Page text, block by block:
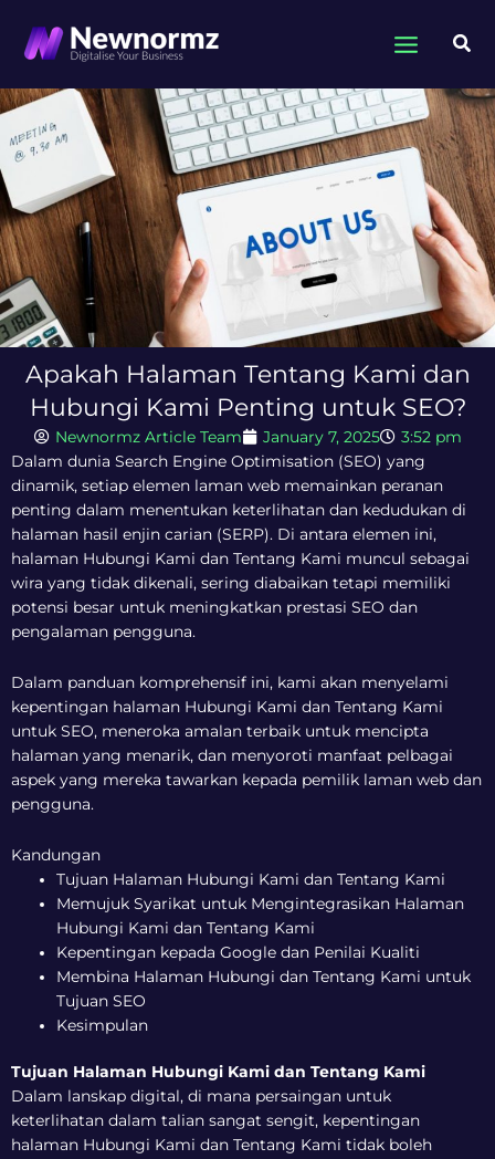
content
Apakah Halaman Tentang Kami dan
Hubungi Kami Penting untuk SEO?
Newnormz Article Team January 7, 2025
3:52 pm
Dalam dunia Search Engine Optimisation (SEO) yang
dinamik, setiap elemen laman web memainkan peranan
penting dalam menentukan keterlihatan dan kedudukan di
halaman hasil enjin carian (SERP). Di antara elemen ini,
halaman Hubungi Kami dan Tentang Kami muncul sebagai
wira yang tidak dikenali, sering diabaikan tetapi memiliki
potensi besar untuk meningkatkan prestasi SEO dan
pengalaman pengguna.
Dalam panduan komprehensif ini, kami akan menyelami
kepentingan halaman Hubungi Kami dan Tentang Kami
untuk SEO, meneroka amalan terbaik untuk mencipta
halaman yang menarik, dan menyoroti manfaat pelbagai
aspek yang mereka tawarkan kepada pemilik laman web dan
pengguna.
Kandungan
Tujuan Halaman Hubungi Kami dan Tentang Kami
Memujuk Syarikat untuk Mengintegrasikan Halaman
Hubungi Kami dan Tentang Kami
Kepentingan kepada Google dan Penilai Kualiti
Membina Halaman Hubungi dan Tentang Kami untuk
Tujuan SEO
Kesimpulan
Tujuan Halaman Hubungi Kami dan Tentang Kami
Dalam lanskap digital, di mana persaingan untuk
keterlihatan dalam talian sangat sengit, kepentingan
halaman Hubungi Kami dan Tentang Kami tidak boleh